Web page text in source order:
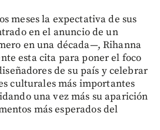
meses la expectativa de sus
en el anuncio de un
en una década—, Rihanna
esta cita para poner el foco
de su país y celebrar
culturales más importantes
una vez más su aparición
más esperados del